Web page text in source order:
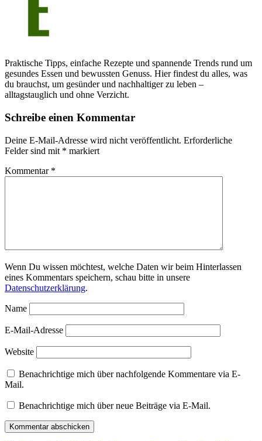
Praktische Tipps, einfache Rezepte und spannende Trends rund um
gesundes Essen und bewussten Genuss. Hier findest du alles, was
du brauchst, um gesünder und nachhaltiger zu leben –
alltagstauglich und ohne Verzicht.
Schreibe einen Kommentar
Deine E-Mail-Adresse wird nicht veröffentlicht. Erforderliche
Felder sind mit * markiert
Kommentar *
Wenn Du wissen möchtest, welche Daten wir beim Hinterlassen
eines Kommentars speichern, schau bitte in unsere
Datenschutzerklärung.
Name
E-Mail-Adresse
Website
Benachrichtige mich über nachfolgende Kommentare via E-
Mail.
Benachrichtige mich über neue Beiträge via E-Mail.